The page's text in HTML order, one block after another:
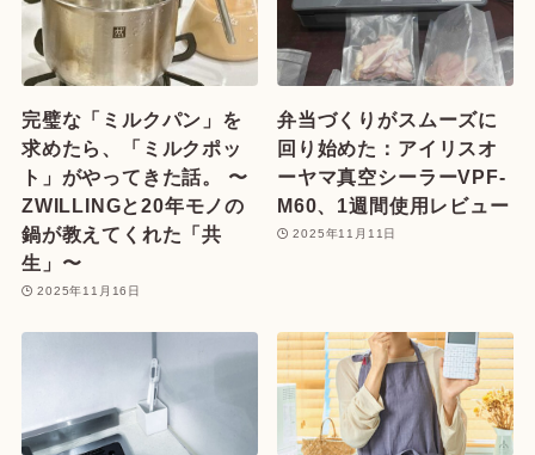
完璧な「ミルクパン」を
求めたら、「ミルクポッ
ト」がやってきた話。 〜
ZWILLINGと20年モノの
鍋が教えてくれた「共
生」〜
2025年11月16日
弁当づくりがスムーズに
回り始めた：アイリスオ
ーヤマ真空シーラーVPF-
M60、1週間使用レビュー
2025年11月11日